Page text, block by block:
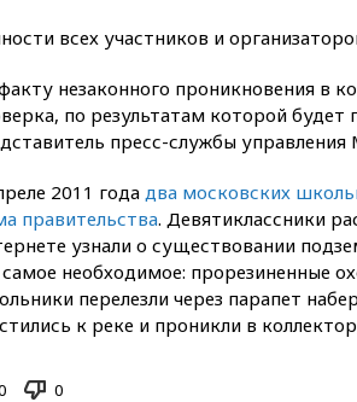
всех участников и
незаконного проникновения в
по результатам которой
пресс-службы
2011 года два московских
правительства. Девятиклассники
узнали о существовании
самое необходимое: прорезиненные
перелезли через парапет
к реке и проникли в
0